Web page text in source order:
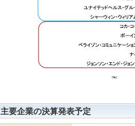
主要企業の決算発表予定